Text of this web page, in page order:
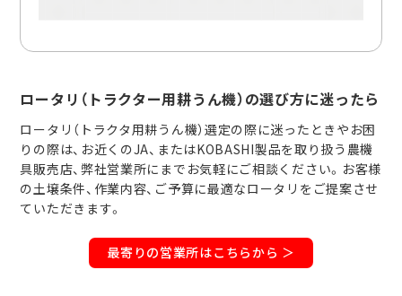
ロータリ（トラクター用耕うん機）の選び方に迷ったら
ロータリ（トラクタ用耕うん機）選定の際に迷ったときやお困
りの際は、お近くのJA、またはKOBASHI製品を取り扱う農機
具販売店、弊社営業所にまでお気軽にご相談ください。お客様
の土壌条件、作業内容、ご予算に最適なロータリをご提案させ
ていただきます。
最寄りの営業所はこちらから ＞